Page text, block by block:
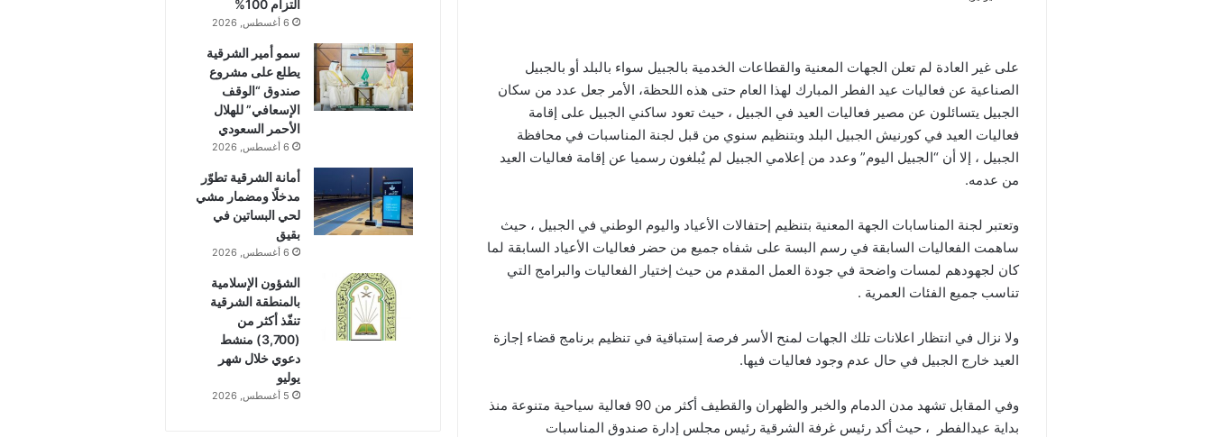
على غير العادة لم تعلن الجهات المعنية والقطاعات الخدمية بالجبيل سواء بالبلد أو بالجبيل
الصناعية عن فعاليات عيد الفطر المبارك لهذا العام حتى هذه اللحظة، الأمر جعل عدد من سكان
الجبيل يتسائلون عن مصير فعاليات العيد في الجبيل ، حيث تعود ساكني الجبيل على إقامة
فعاليات العيد في كورنيش الجبيل البلد وبتنظيم سنوي من قبل لجنة المناسبات في محافظة
الجبيل ، إلا أن “الجبيل اليوم” وعدد من إعلامي الجبيل لم يٌبلغون رسميا عن إقامة فعاليات العيد
من عدمه.
وتعتبر لجنة المناسابات الجهة المعنية بتنظيم إحتفالات الأعياد واليوم الوطني في الجبيل ، حيث
ساهمت الفعاليات السابقة في رسم البسة على شفاه جميع من حضر فعاليات الأعياد السابقة لما
كان لجهودهم لمسات واضحة في جودة العمل المقدم من حيث إختيار الفعاليات والبرامج التي
تناسب جميع الفئات العمرية .
ولا نزال في انتظار اعلانات تلك الجهات لمنح الأسر فرصة إستباقية في تنظيم برنامج قضاء إجازة
العيد خارج الجبيل في حال عدم وجود فعاليات فيها.
وفي المقابل تشهد مدن الدمام والخبر والظهران والقطيف أكثر من 90 فعالية سياحية متنوعة منذ
بداية عيدالفطر ، حيث أكد رئيس غرفة الشرقية رئيس مجلس إدارة صندوق المناسبات
التزام 100%
6 أغسطس, 2026
سمو أمير الشرقية
يطلع على مشروع
صندوق “الوقف
الإسعافي” للهلال
الأحمر السعودي
6 أغسطس, 2026
أمانة الشرقية تطوّر
مدخلًا ومضمار مشي
لحي البساتين في
بقيق
6 أغسطس, 2026
الشؤون الإسلامية
بالمنطقة الشرقية
تنفّذ أكثر من
(3,700) منشط
دعوي خلال شهر
يوليو
5 أغسطس, 2026